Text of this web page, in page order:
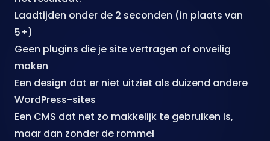
Laadtijden onder de 2 seconden (in plaats van
5+)
Geen plugins die je site vertragen of onveilig
maken
Een design dat er niet uitziet als duizend andere
WordPress-sites
Een CMS dat net zo makkelijk te gebruiken is,
maar dan zonder de rommel